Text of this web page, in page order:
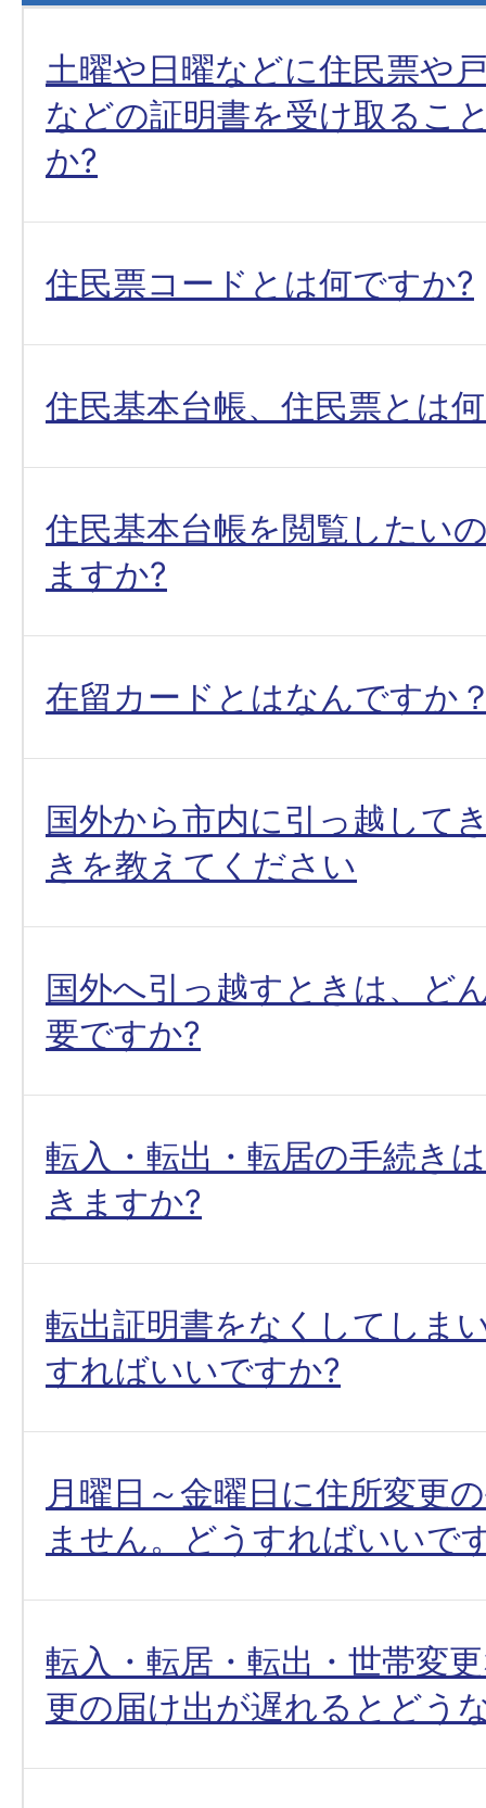
土曜や日曜などに住民票や
などの証明書を受け取るこ
か?
住民票コードとは何ですか?
住民基本台帳、住民票とは
住民基本台帳を閲覧したい
ますか?
在留カードとはなんですか
国外から市内に引っ越して
きを教えてください
国外へ引っ越すときは、ど
要ですか?
転入・転出・転居の手続き
きますか?
転出証明書をなくしてしま
すればいいですか?
月曜日～金曜日に住所変更
ません。どうすればいいで
転入・転居・転出・世帯変
更の届け出が遅れるとどう